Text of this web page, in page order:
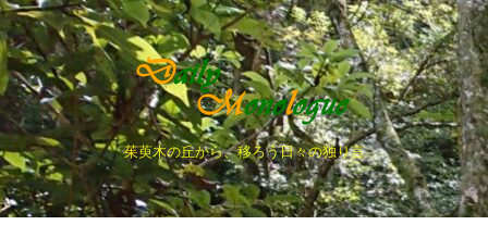
茱萸木の丘から、移ろう日々の独り言